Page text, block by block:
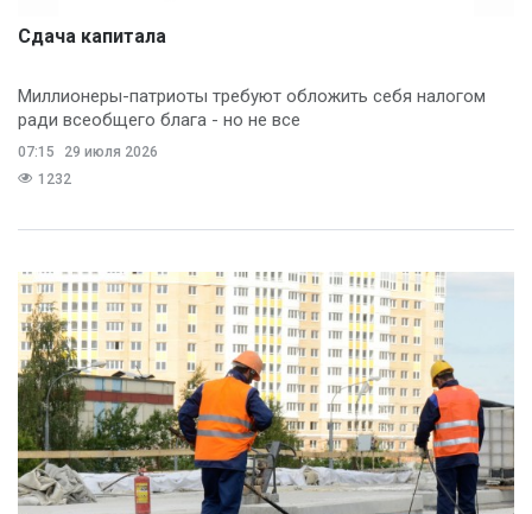
Сдача капитала
Миллионеры-патриоты требуют обложить себя налогом
ради всеобщего блага - но не все
07:15
29 июля 2026
1232